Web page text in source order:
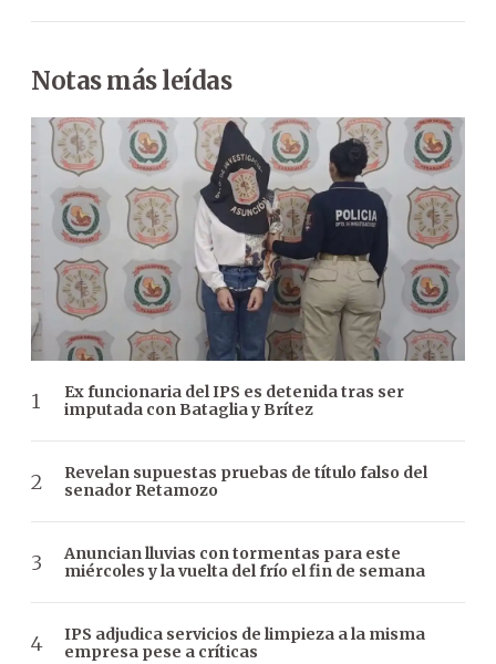
Notas más leídas
Ex funcionaria del IPS es detenida tras ser
imputada con Bataglia y Brítez
Revelan supuestas pruebas de título falso del
senador Retamozo
Anuncian lluvias con tormentas para este
miércoles y la vuelta del frío el fin de semana
IPS adjudica servicios de limpieza a la misma
empresa pese a críticas